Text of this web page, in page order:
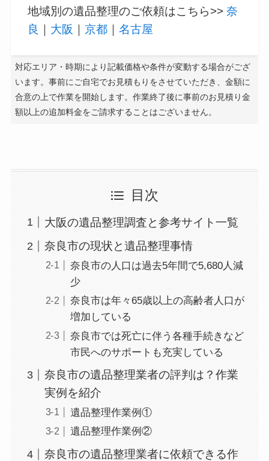
地域別の遺品整理のご依頼はこちら>>奈
良 ｜ 大阪 ｜京都 ｜名古屋
対応エリア・時期により記載価格や条件が変動する場合がござ
います。事前にご自宅でお見積もりをさせていただき、金額に
合意の上で作業を開始します。作業終了後に事前のお見積り金
額以上の追加料金をご請求することはございません。
目次
大阪の遺品整理調査と参考サイト一覧
奈良市の現状と遺品整理事情
奈良市の人口は過去5年間で5,680人減
少
奈良市は年々65歳以上の高齢者人口が
増加している
奈良市では死亡に伴う各種手続きなど
市民へのサポートも充実している
奈良市の遺品整理業者の評判は？作業
実例を紹介
遺品整理作業例①
遺品整理作業例②
奈良市の遺品整理業者に依頼できる作